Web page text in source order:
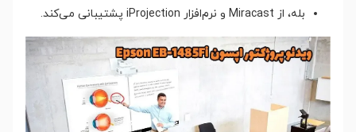
بله، از Miracast و نرم‌افزار iProjection پشتیبانی می‌کند.